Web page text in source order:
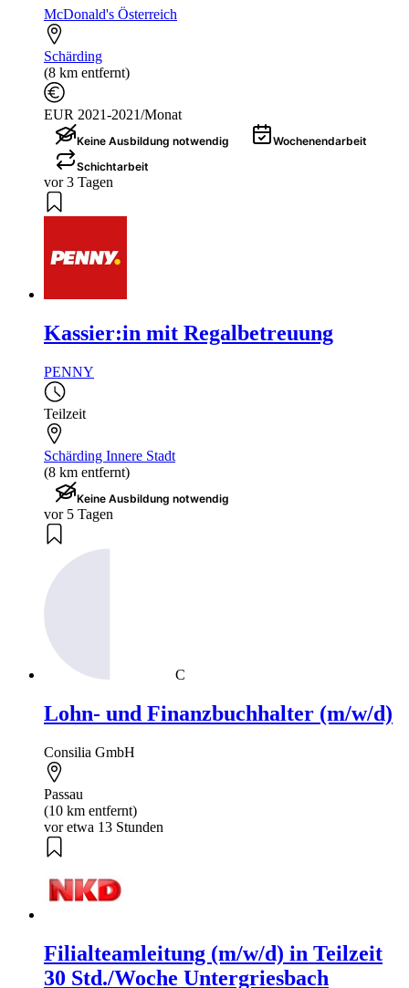
McDonald's Österreich
Schärding
(8 km entfernt)
EUR 2021-2021/Monat
Keine Ausbildung notwendig
Wochenendarbeit
Schichtarbeit
vor 3 Tagen
Kassier:in mit Regalbetreuung
PENNY
Teilzeit
Schärding Innere Stadt
(8 km entfernt)
Keine Ausbildung notwendig
vor 5 Tagen
C
Lohn- und Finanzbuchhalter (m/w/d)
Consilia GmbH
Passau
(10 km entfernt)
vor etwa 13 Stunden
Filialteamleitung (m/w/d) in Teilzeit
30 Std./Woche Untergriesbach